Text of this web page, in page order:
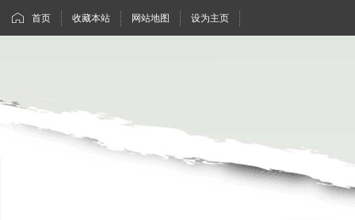
首页 收藏本站 网站地图 设为主页